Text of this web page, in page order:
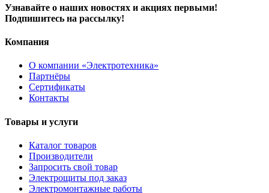
Узнавайте о наших новостях и акциях первыми!
Подпишитесь на рассылку!
Компания
О компании «Электротехника»
Партнёры
Сертификаты
Контакты
Товары и услуги
Каталог товаров
Производители
Запросить свой товар
Электрощиты под заказ
Электромонтажные работы